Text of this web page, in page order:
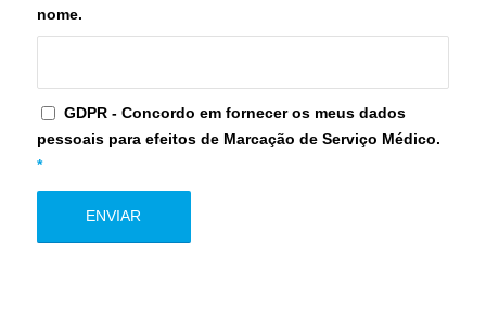
nome.
GDPR - Concordo em fornecer os meus dados
pessoais para efeitos de Marcação de Serviço Médico.
*